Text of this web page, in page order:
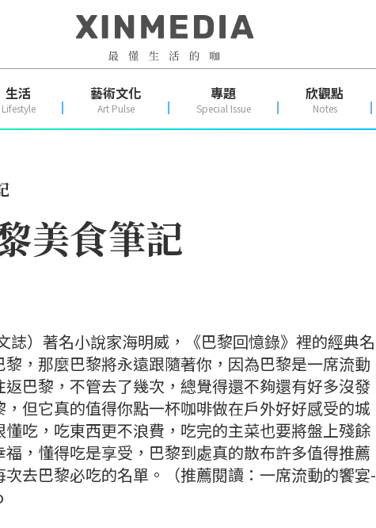
生活
Lifestyle
藝術文化
Art Pulse
專題
Special Issue
欣觀點
Notes
美食筆記
誌）著名小說家海明威，《巴黎回憶錄》裡的經典名
，那麼巴黎將永遠跟隨著你，因為巴黎是一席流動
巴黎，不管去了幾次，總覺得還不夠還有好多沒發
但它真的值得你點一杯咖啡做在戶外好好感受的城
吃，吃東西更不浪費，吃完的主菜也要將盤上殘餘
，懂得吃是享受，巴黎到處真的散布許多值得推薦
去巴黎必吃的名單。（推薦閱讀：一席流動的饗宴-